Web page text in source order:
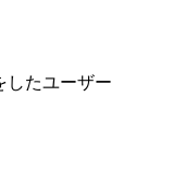
したユーザー